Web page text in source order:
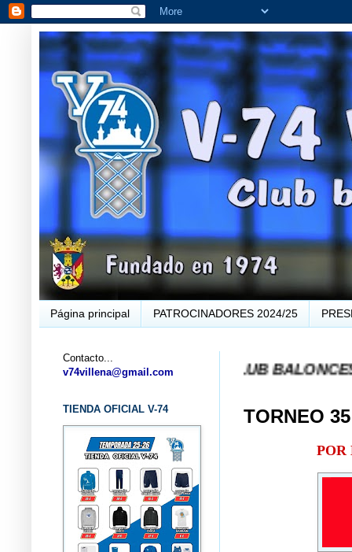
Página principal PATROCINADORES 2024/25
... CLUB BALONCESTO V-
TORNEO
POR
Contacto...
v74villena@gmail.com
TIENDA OFICIAL V-74